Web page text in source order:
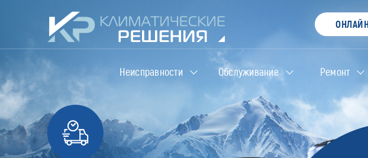
Неисправности Обслуживание Ремонт